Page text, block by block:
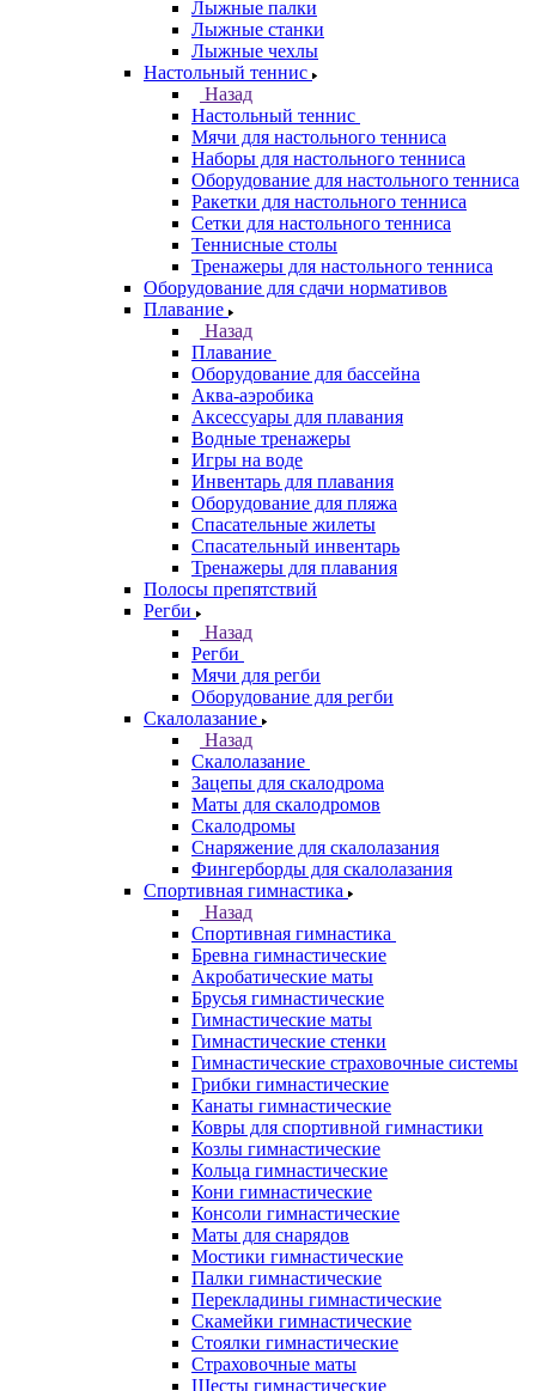
Лыжные палки
Лыжные станки
Лыжные чехлы
Настольный теннис
Назад
Настольный теннис
Мячи для настольного тенниса
Наборы для настольного тенниса
Оборудование для настольного тенниса
Ракетки для настольного тенниса
Сетки для настольного тенниса
Теннисные столы
Тренажеры для настольного тенниса
Оборудование для сдачи нормативов
Плавание
Назад
Плавание
Оборудование для бассейна
Аква-аэробика
Аксессуары для плавания
Водные тренажеры
Игры на воде
Инвентарь для плавания
Оборудование для пляжа
Спасательные жилеты
Спасательный инвентарь
Тренажеры для плавания
Полосы препятствий
Регби
Назад
Регби
Мячи для регби
Оборудование для регби
Скалолазание
Назад
Скалолазание
Зацепы для скалодрома
Маты для скалодромов
Скалодромы
Снаряжение для скалолазания
Фингерборды для скалолазания
Спортивная гимнастика
Назад
Спортивная гимнастика
Бревна гимнастические
Акробатические маты
Брусья гимнастические
Гимнастические маты
Гимнастические стенки
Гимнастические страховочные системы
Грибки гимнастические
Канаты гимнастические
Ковры для спортивной гимнастики
Козлы гимнастические
Кольца гимнастические
Кони гимнастические
Консоли гимнастические
Маты для снарядов
Мостики гимнастические
Палки гимнастические
Перекладины гимнастические
Скамейки гимнастические
Стоялки гимнастические
Страховочные маты
Шесты гимнастические